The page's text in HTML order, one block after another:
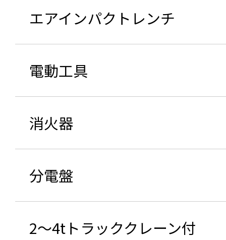
エアインパクトレンチ
電動工具
消火器
分電盤
2～4tトラッククレーン付